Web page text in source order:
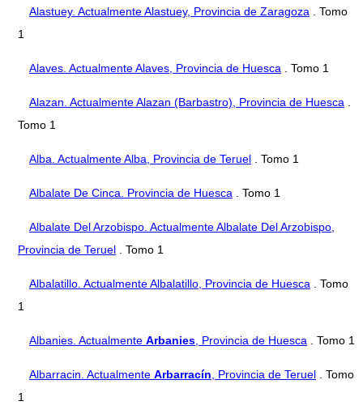
Alastuey. Actualmente Alastuey, Provincia de Zaragoza . Tomo
1
Alaves. Actualmente Alaves, Provincia de Huesca . Tomo 1
Alazan. Actualmente Alazan (Barbastro), Provincia de Huesca
Tomo 1
Alba. Actualmente Alba, Provincia de Teruel . Tomo 1
Albalate De Cinca. Provincia de Huesca . Tomo 1
Albalate Del Arzobispo. Actualmente Albalate Del Arzobispo,
Provincia de Teruel . Tomo 1
Albalatillo. Actualmente Albalatillo, Provincia de Huesca . Tomo
1
Albanies. Actualmente Arbanies , Provincia de Huesca . Tomo 1
Albarracin. Actualmente Arbarracín , Provincia de Teruel . Tomo
1